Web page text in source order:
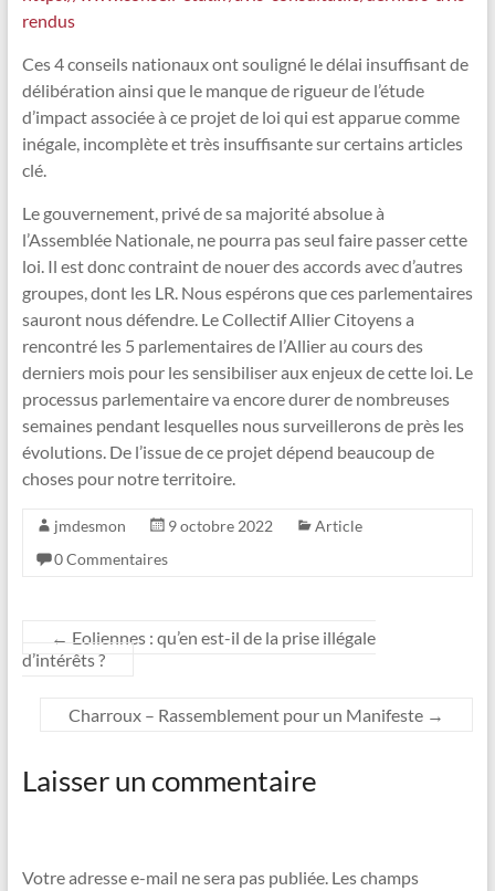
rendus
Ces 4 conseils nationaux ont souligné le délai insuffisant de
délibération ainsi que le manque de rigueur de l’étude
d’impact associée à ce projet de loi qui est apparue comme
inégale, incomplète et très insuffisante sur certains articles
clé.
Le gouvernement, privé de sa majorité absolue à
l’Assemblée Nationale, ne pourra pas seul faire passer cette
loi. Il est donc contraint de nouer des accords avec d’autres
groupes, dont les LR. Nous espérons que ces parlementaires
sauront nous défendre. Le Collectif Allier Citoyens a
rencontré les 5 parlementaires de l’Allier au cours des
derniers mois pour les sensibiliser aux enjeux de cette loi. Le
processus parlementaire va encore durer de nombreuses
semaines pendant lesquelles nous surveillerons de près les
évolutions. De l’issue de ce projet dépend beaucoup de
choses pour notre territoire.
jmdesmon 9 octobre 2022
Article
0 Commentaires
← Eoliennes : qu’en est-il de la prise illégale
d’intérêts ?
Charroux – Rassemblement pour un Manifeste →
Laisser un commentaire
Votre adresse e-mail ne sera pas publiée. Les champs